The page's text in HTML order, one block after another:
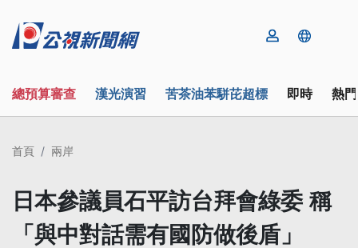
總預算審查 漢光演習 苦茶油苯駢芘超標 即時 熱
首頁 兩岸
日本參議員石平訪台拜會綠委 稱
「與中對話需有國防做後盾」